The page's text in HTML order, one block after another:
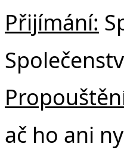
Přijímání:
ač ho ani